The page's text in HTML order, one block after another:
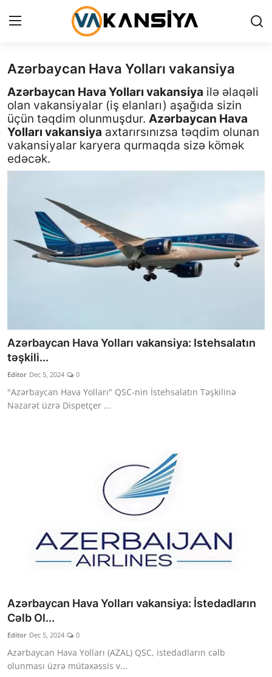
Login Register
Ana səhifə
Vakansiyalar
Maliyyə
Xəbərlər
AZ
Azərbaycan Hava Yolları vakansiya
Azərbaycan Hava Yolları vakansiya ilə əlaqəli
olan vakansiyalar (iş elanları) aşağıda sizin
üçün təqdim olunmuşdur. Azərbaycan Hava
Yolları vakansiya axtarırsınızsa təqdim olunan
vakansiyalar karyera qurmaqda sizə kömək
edəcək.
Azərbaycan Hava Yolları vakansiya: Istehsalatın
təşkili...
Editor Dec 5, 2024 0
"Azərbaycan Hava Yolları" QSC-nin İstehsalatın Təşkilinə
Nəzarət üzrə Dispetçer ...
Azərbaycan Hava Yolları vakansiya: İstedadların
Cəlb Ol...
Editor Dec 5, 2024 0
Azərbaycan Hava Yolları (AZAL) QSC, istedadların cəlb
olunması üzrə mütəxəssis v...